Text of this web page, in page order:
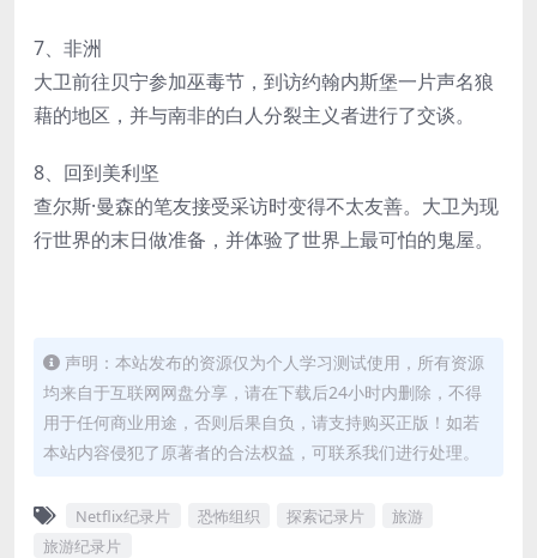
7、非洲
大卫前往贝宁参加巫毒节，到访约翰内斯堡一片声名狼
藉的地区，并与南非的白人分裂主义者进行了交谈。
8、回到美利坚
查尔斯·曼森的笔友接受采访时变得不太友善。大卫为现
行世界的末日做准备，并体验了世界上最可怕的鬼屋。
声明：本站发布的资源仅为个人学习测试使用，所有资源
均来自于互联网网盘分享，请在下载后24小时内删除，不得
用于任何商业用途，否则后果自负，请支持购买正版！如若
本站内容侵犯了原著者的合法权益，可联系我们进行处理。
Netflix纪录片 恐怖组织 探索记录片
旅游
旅游纪录片